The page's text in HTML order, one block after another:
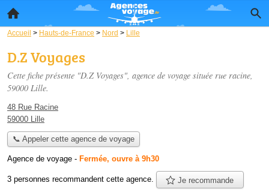
Accueil > Hauts-de-France > Nord > Lille
D.Z Voyages
Cette fiche présente "D.Z Voyages", agence de voyage située rue racine,
59000 Lille.
48 Rue Racine
59000 Lille
📞 Appeler cette agence de voyage
Agence de voyage - Fermée, ouvre à 9h30
3 personnes recommandent cette agence. Je recommande